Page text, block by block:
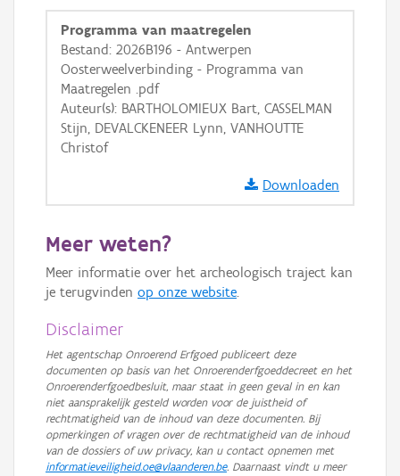
OSM-Basiskaart
Ortho
GRB-Basiskaart
GRB-Basiskaart in grijswaarden
Programma van maatregelen
Bestand: 2026B196 - Antwerpen
Oosterweelverbinding - Programma van
Maatregelen .pdf
Auteur(s): BARTHOLOMIEUX Bart, CASSELMAN
Stijn, DEVALCKENEER Lynn, VANHOUTTE
Christof
Downloaden
Meer weten?
Meer informatie over het archeologisch traject kan
je terugvinden op onze website.
Disclaimer
Het agentschap Onroerend Erfgoed publiceert deze
documenten op basis van het Onroerenderfgoeddecreet en het
Onroerenderfgoedbesluit, maar staat in geen geval in en kan
niet aansprakelijk gesteld worden voor de juistheid of
rechtmatigheid van de inhoud van deze documenten. Bij
opmerkingen of vragen over de rechtmatigheid van de inhoud
van de dossiers of uw privacy, kan u contact opnemen met
informatieveiligheid.oe@vlaanderen.be. Daarnaast vindt u meer